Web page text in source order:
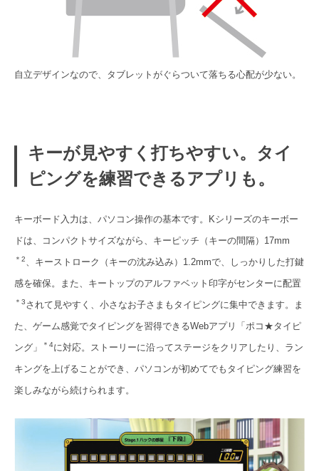
自立デザインなので、タブレットがぐらついて落ちる心配が少ない。
キーが見やすく打ちやすい。タイ
ピングを練習できるアプリも。
キーボード入力は、パソコン操作の基本です。Kシリーズのキーボー
ドは、コンパクトサイズながら、キーピッチ（キーの間隔）17mm
＊2、キーストローク（キーの沈み込み）1.2mmで、しっかりした打鍵
感を確保。また、キートップのアルファベット印字がセンターに配置
＊3されて見やすく、小さなお子さまもタイピングに集中できます。ま
た、ゲーム感覚でタイピングを習得できるWebアプリ「ポコ★タイピ
ング」
＊4に対応。ストーリーに沿ってステージをクリアしたり、ラン
キングを上げることができ、パソコンが初めてでもタイピング練習を
楽しみながら続けられます。